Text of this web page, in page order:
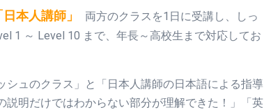
日本人講師」
両方のクラスを1日に受講し、しっ
1 ～ Level 10 まで、年長～高校生まで対応してお
シュのクラス」と「日本人講師の日本語による指導
明だけではわからない部分が理解できた！」「英